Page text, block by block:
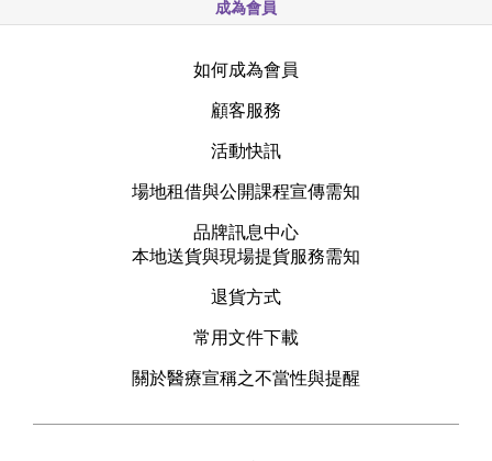
成為會員
如何成為會員
顧客服務
活動快訊
場地租借與公開課程宣傳需知
品牌訊息中心
本地送貨與現場提貨服務需知
退貨方式
常用文件下載
關於醫療宣稱之不當性與提醒